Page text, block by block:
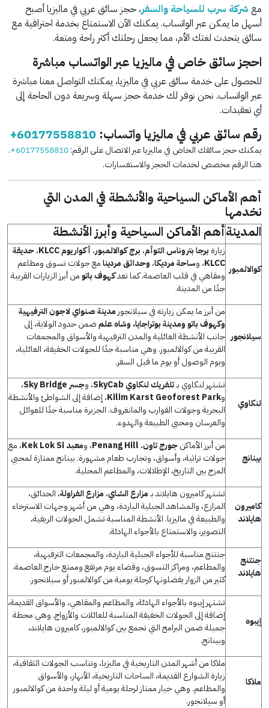
مع شركة سرب للسياحة والسفر، حجز سائق عربي في ماليزيا أصبح
أسهل ما يمكن عبر الواتساب. يمكنك الآن الاستمتاع بخدمة احترافية مع
سائق يتحدث لغتك الأم، مما يجعل رحلتك أكثر راحة ومتعة.
احجز سائق خاص في ماليزيا عبر الواتساب مباشرة
للحصول على خدمة سائق عربي في ماليزيا، يمكنك التواصل معنا مباشرة
عبر الواتساب. نحن نوفر لك خدمة حجز سهلة وسريعة دون الحاجة إلى
أي تعقيدات.
رقم سائق عربي في ماليزيا واتساب: +60177558810
يمكنك حجز سائقك الخاص في ماليزيا عبر الاتصال على الرقم:+60177558810
.
هذا الرقم مخصص لخدمات الحجز والاستفسارات.
أهم الأماكن السياحية والأنشطة في المدن التي
نخدمها
المدينةأهم الأماكن السياحية وأبرز الأنشطة
كوالالمبور
زيارةبرجا بتروناس التوأم،برج كوالالمبور، أكواريوم ،حديقة
KLCC، وساحة مرديكا، وحدائق مردينامع جولات تسوق ومطاعم
ومقاهي في قلب العاصمة. كما تعدكهوف باتومن أبرز الزيارات القريبة
جدًا من المدينة.
سيلانجور
من أبرز ما يمكن زيارته في سيلانجور مدينة صنواي لاجون الترفيهية
وكهوف باتوومدينة بوتراجايا، وشاه علمضمن حدود الولاية، إلى
جانب الأنشطة العائلية والمدن الترفيهية والأسواق والمجمعات
القريبة من كوالالمبور. وهي مناسبة جدًا للجولات الخفيفة، العائلية،
ويوم الوصول أو يوم ما قبل السفر.
لنكاوي
تشتهر لنكاوي بـتلفريك لنكاوي ، وجسر
،
وKilim Karst Geoforest Park، إضافة إلى الشواطئ والأنشطة
البحرية وجولات القوارب والمانغروف. الجزيرة مناسبة جدًا للعوائل
والعرسان ومحبي الطبيعة والهدوء.
بينانج
من أبرز الأماكنجورج تاون، Penang Hill، ومعبد
، مع
جولات تراثية، وأسواق، وتجارب طعام مشهورة. بينانج ممتازة لمحبي
المزج بين التاريخ، الإطلالات، والمطاعم المحلية.
كاميرون
هايلاند
تشتهر كاميرون هايلاند بـمزارع الشاي، مزارع الفراولة، الحدائق،
المزارع، والمشاهد الجبلية الباردة، وهي من أشهر وجهات الاسترخاء
والطبيعة في ماليزيا. الأنشطة المناسبة تشمل الجولات الريفية،
التصوير، والاستمتاع بالأجواء الهادئة.
جنتنج
هايلاند
جنتنج مناسبة للأجواء الجبلية الباردة، والمجمعات الترفيهية،
والمطاعم، ومراكز التسوق، وقضاء يوم مرتفع وممتع خارج العاصمة.
كثير من الزوار يفضلونها كرحلة يومية من كوالالمبور أو سيلانجور.
إيبوه
تشتهر إيبوه بالأجواء الهادئة، والمطاعم والمقاهي، والأسواق القديمة،
إضافة إلى الجولات الخفيفة المناسبة للعائلات والأزواج. وهي محطة
جميلة ضمن البرامج التي تجمع بين كوالالمبور، كاميرون هايلاند،
وبينانج.
ملاكا
ملاكا من أشهر المدن التاريخية في ماليزيا، وتناسب الجولات الثقافية،
زيارة الشوارع القديمة، الساحات التاريخية، الأنهار، والأسواق
والمطاعم. وهي خيار ممتاز لرحلة يومية أو ليلة واحدة من كوالالمبور
أو سيلانجور.